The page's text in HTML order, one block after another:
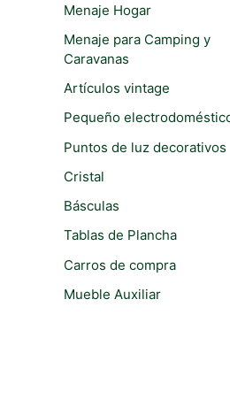
:
Menaje Hogar
Menaje para Camping y
Caravanas
Artículos vintage
Pequeño
Puntos de luz decorativos
Cristal
Básculas
Tablas de Plancha
Carros de compra
Mueble Auxiliar